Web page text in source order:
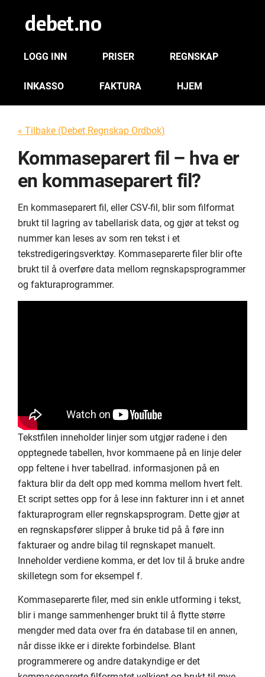
LOGG INN PRISER REGNSKAP
INKASSO FAKTURA HJEM
« Tilbake (Debet Regnskap Ordbok)
Kommaseparert fil – hva er
en kommaseparert fil?
En kommaseparert fil, eller CSV-fil, blir som filformat
brukt til lagring av tabellarisk data, og gjør at tekst og
nummer kan leses av som ren tekst i et
tekstredigeringsverktøy. Kommaseparerte filer blir ofte
brukt til å overføre data mellom regnskapsprogrammer
og fakturaprogrammer.
Tekstfilen inneholder linjer som utgjør radene i den
opptegnede tabellen, hvor kommaene på en linje deler
opp feltene i hver tabellrad. informasjonen på en
faktura blir da delt opp med komma mellom hvert felt.
Et script settes opp for å lese inn fakturer inn i et annet
fakturaprogram eller regnskapsprogram. Dette gjør at
en regnskapsfører slipper å bruke tid på å føre inn
fakturaer og andre bilag til regnskapet manuelt.
Inneholder verdiene komma, er det lov til å bruke andre
skilletegn som for eksempel f.
Kommaseparerte filer, med sin enkle utforming i tekst,
blir i mange sammenhenger brukt til å flytte større
mengder med data over fra én database til en annen,
når disse ikke er i direkte forbindelse. Blant
programmerere og andre datakyndige er det